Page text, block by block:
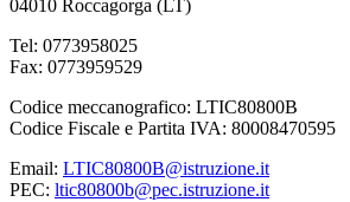
04010 Roccagorga (LT)
Tel: 0773958025
Fax: 0773959529
Codice meccanografico: LTIC80800B
Codice Fiscale e Partita IVA: 80008470595
Email: LTIC80800B@istruzione.it
PEC: ltic80800b@pec.istruzione.it